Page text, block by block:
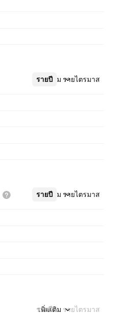
รายปี รายไตรมาส
เพิ่มเติม
รายปี รายไตรมาส
เพิ่มเติม
รายปี รายไตรมาส
เพิ่มเติม